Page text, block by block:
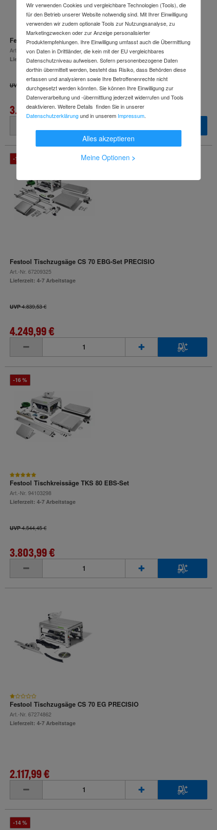
Festool Tischzugsäge CS 50 EBG-Set PRECISIO
Art.-Nr.67078251
Lieferzeit: 4-7 Arbeitstage
UVP 3.582,23 €
3.105,98 €
-12 %
Festool Tischzugsäge CS 70 EBG-Set PRECISIO
Art.-Nr. 67209325
Lieferzeit: 4-7 Arbeitstage
UVP4.839,53 €
4.249,99 €
-16 %
Festool Tischkreissäge TKS 80 EBS-Set
Art.-Nr. 94103298
Lieferzeit: 4-7 Arbeitstage
UVP4.544,45 €
3.803,99 €
Festool Tischzugsäge CS 70 EG PRECISIO
Art.-Nr. 67274862
Lieferzeit: 4-7 Arbeitstage
2.117,99 €
-14 %
Wir verwenden Cookies und vergleichbare Technologien (Tools), die
für den Betrieb unserer Website notwendig sind. Mit Ihrer Einwilligung
verwenden wir zudem optionale Tools zur Nutzungsanalyse, zu
Marketingzwecken oder zur Anzeige personalisierter
Produktempfehlungen. Ihre Einwilligung umfasst auch die Übermittlung
von Daten in Drittländer, die kein mit der EU vergleichbares
Datenschutzniveau aufweisen. Sofern personenbezogene Daten
dorthin übermittelt werden, besteht das Risiko, dass Behörden diese
erfassen und analysieren sowie Ihre Betroffenenrechte nicht
durchgesetzt werden könnten. Sie können Ihre Einwilligung zur
Datenverarbeitung und -übermittlung jederzeit widerrufen und Tools
deaktivieren. Weitere Details finden Sie in unserer
Datenschutzerklärungund in unserem Impressum.
Alles akzeptieren
Meine Optionen >